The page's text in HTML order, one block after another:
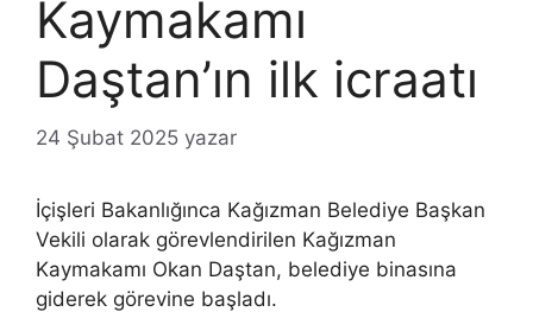
Kaymakamı
Daştan’ın ilk icraatı
24 Şubat 2025 yazar
İçişleri Bakanlığınca Kağızman Belediye Başkan
Vekili olarak görevlendirilen Kağızman
Kaymakamı Okan Daştan, belediye binasına
giderek görevine başladı.